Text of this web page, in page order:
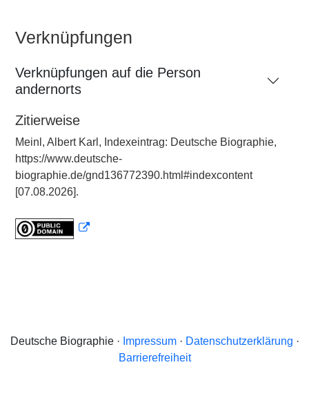
Verknüpfungen
Verknüpfungen auf die Person
andernorts
Zitierweise
Meinl, Albert Karl, Indexeintrag: Deutsche Biographie,
https://www.deutsche-
biographie.de/gnd136772390.html#indexcontent
[07.08.2026].
Deutsche Biographie · Impressum· Datenschutzerklärung ·
Barrierefreiheit